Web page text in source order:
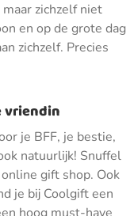
zichzelf niet
en op de grote dag
zichzelf. Precies
vriendin
je BFF, je bestie,
natuurlijk! Snuffel
gift shop. Ook
je bij Coolgift een